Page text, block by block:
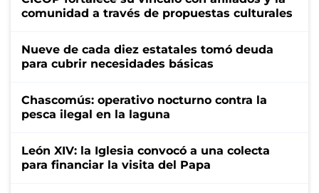
comunidad a través de propuestas culturales
Nueve de cada diez estatales tomó deuda
para cubrir necesidades básicas
Chascomús: operativo nocturno contra la
pesca ilegal en la laguna
León XIV: la Iglesia convocó a una colecta
para financiar la visita del Papa